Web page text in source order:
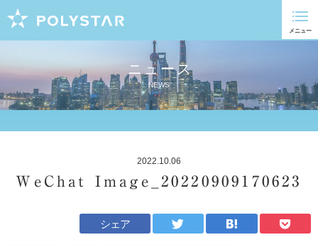
ニュース
NEWS
2022.10.06
WeChat Image_20220909170623
シェア